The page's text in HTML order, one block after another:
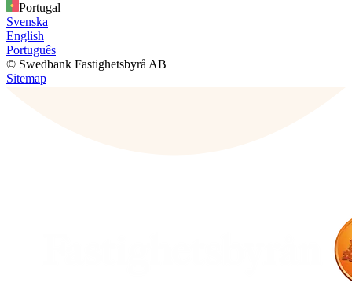
Portugal
Svenska
English
Português
© Swedbank Fastighetsbyrå AB
Sitemap